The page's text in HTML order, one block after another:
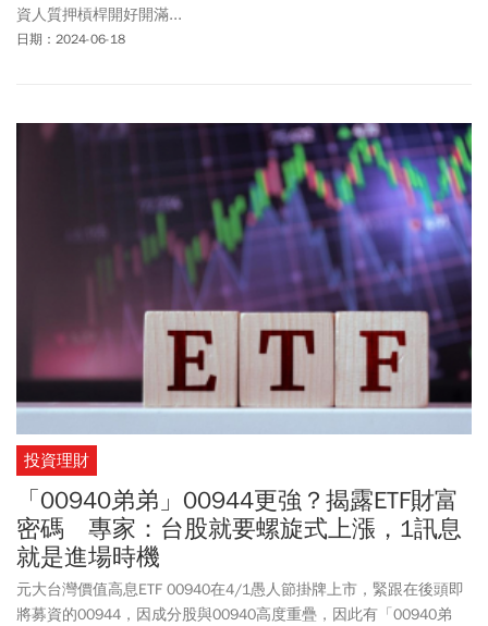
資人質押槓桿開好開滿...
日期：2024-06-18
投資理財
「00940弟弟」00944更強？揭露ETF財富
密碼 專家：台股就要螺旋式上漲，1訊息
就是進場時機
元大台灣價值高息ETF 00940在4/1愚人節掛牌上市，緊跟在後頭即
將募資的00944，因成分股與00940高度重疊，因此有「00940弟